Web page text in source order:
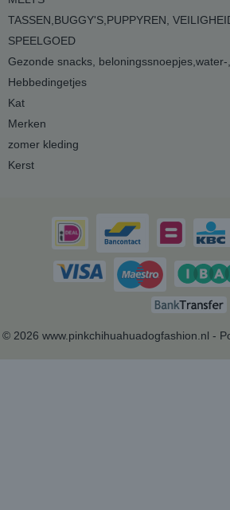
TASSEN,BUGGY'S,PUPPYREN,
SPEELGOED
Gezonde snacks,
Hebbedingetjes
Kat
Merken
zomer kleding
Kerst
© 2026 www.pinkchihuahuadogfashion.nl -